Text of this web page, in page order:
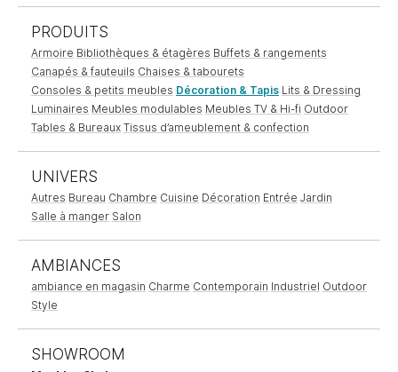
PRODUITS
Armoire Bibliothèques & étagères Buffets & rangements
Canapés & fauteuils Chaises & tabourets
Consoles & petits meubles Décoration & Tapis Lits & Dressing
Luminaires Meubles modulables Meubles TV & Hi-fi Outdoor
Tables & Bureaux Tissus d’ameublement & confection
UNIVERS
Autres Bureau Chambre Cuisine Décoration Entrée Jardin
Salle à manger Salon
AMBIANCES
ambiance en magasin Charme Contemporain Industriel Outdoor
Style
SHOWROOM